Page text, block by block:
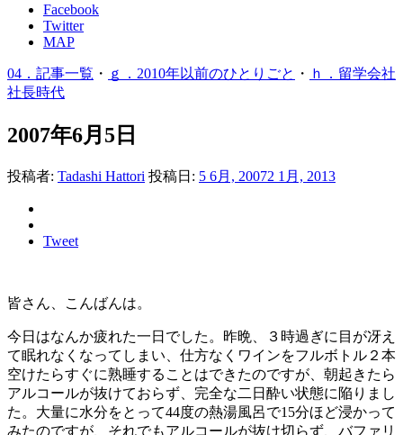
Facebook
Twitter
MAP
04．記事一覧 ・ ｇ．2010年以前のひとりごと ・ ｈ．留学会社
社長時代
2007年6月5日
投稿者: Tadashi Hattori 投稿日: 5 6月, 20072 1月, 2013
Tweet
皆さん、こんばんは。
今日はなんか疲れた一日でした。昨晩、３時過ぎに目が冴え
て眠れなくなってしまい、仕方なくワインをフルボトル２本
空けたらすぐに熟睡することはできたのですが、朝起きたら
アルコールが抜けておらず、完全な二日酔い状態に陥りまし
た。大量に水分をとって44度の熱湯風呂で15分ほど浸かって
みたのですが、それでもアルコールが抜け切らず、バファリ